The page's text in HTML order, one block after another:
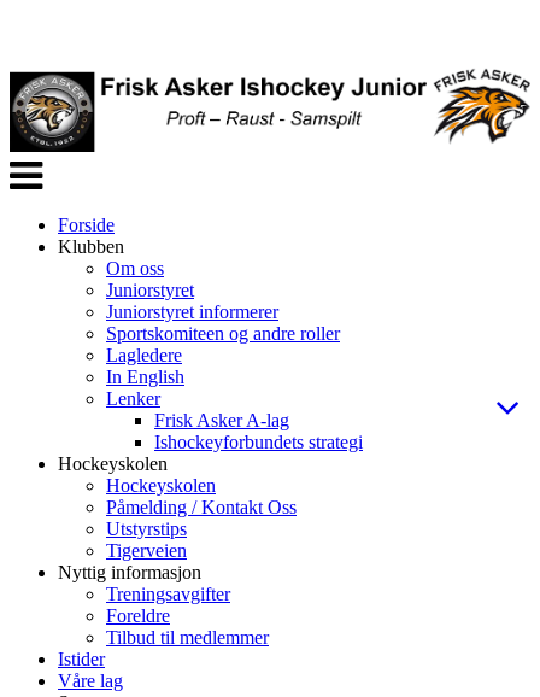
Veksle
navigasjon
Forside
Klubben
Om oss
Juniorstyret
Juniorstyret informerer
Sportskomiteen og andre roller
Lagledere
In English
Lenker
Frisk Asker A-lag
Ishockeyforbundets strategi
Hockeyskolen
Hockeyskolen
Påmelding / Kontakt Oss
Utstyrstips
Tigerveien
Nyttig informasjon
Treningsavgifter
Foreldre
Tilbud til medlemmer
Istider
Våre lag